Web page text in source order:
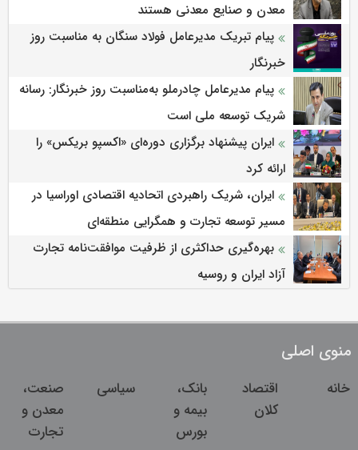
معدن و صنایع معدنی هستند
پیام تبریک مدیرعامل فولاد سنگان به مناسبت روز
خبرنگار
پیام مدیرعامل چادرملو به‌مناسبت روز خبرنگار: رسانه
شریک توسعه ملی است
ایران پیشنهاد برگزاری دوره‌ای «اکسپو بریکس» را
ارائه کرد
ایران، شریک راهبردی اتحادیه اقتصادی اوراسیا در
مسیر توسعه تجارت و همگرایی منطقه‌ای
بهره‌گیری حداکثری از ظرفیت موافقت‌نامه تجارت
آزاد ایران و روسیه
منوی اصلی
خانه
اقتصاد
کلان
بانک،
بیمه و
بورس
سیاسی
صنعت،
معدن و
تجارت